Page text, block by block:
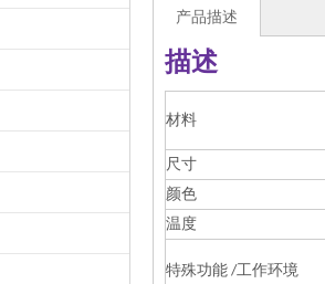
产品描述
描述
材料
尺寸
颜色
温度
特殊功能 /工作环境